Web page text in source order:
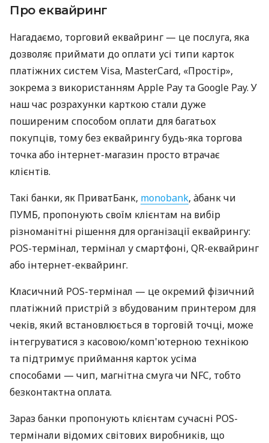
Про еквайринг
Нагадаємо, торговий еквайринг — це послуга, яка
дозволяє приймати до оплати усі типи карток
платіжних систем Visa, MasterCard, «Простір»,
зокрема з використанням Apple Pay та Google Pay. У
наш час розрахунки карткою стали дуже
поширеним способом оплати для багатьох
покупців, тому без еквайрингу будь-яка торгова
точка або інтернет-магазин просто втрачає
клієнтів.
Такі банки, як ПриватБанк, monobank, àбанк чи
ПУМБ, пропонують своїм клієнтам на вибір
різноманітні рішення для організації еквайрингу:
POS-термінал, термінал у смартфоні, QR-еквайринг
або інтернет-еквайринг.
Класичний POS-термінал — це окремий фізичний
платіжний пристрій з вбудованим принтером для
чеків, який встановлюється в торговій точці, може
інтегруватися з касовою/комп'ютерною технікою
та підтримує приймання карток усіма
способами — чип, магнітна смуга чи NFC, тобто
безконтактна оплата.
Зараз банки пропонують клієнтам сучасні POS-
термінали відомих світових виробників, що